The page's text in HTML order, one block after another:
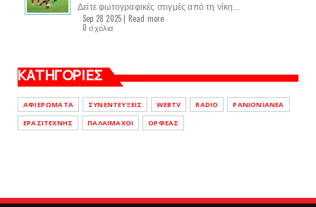
Δείτε φωτογραφικές στιγμές από τη νίκη...
Sep 28 2025 | Read more
0 σχόλια
ΚΑΤΗΓΟΡΙΕΣ
ΑΦΙΕΡΩΜΑΤΑ ΣΥΝΕΝΤΕΥΞΕΙΣ WEBTV RADIO
PANIONIANEA
ΕΡΑΣΙΤΕΧΝΗΣ
ΠΑΛΑΙΜΑΧΟΙ ΟΡΦΕΑΣ